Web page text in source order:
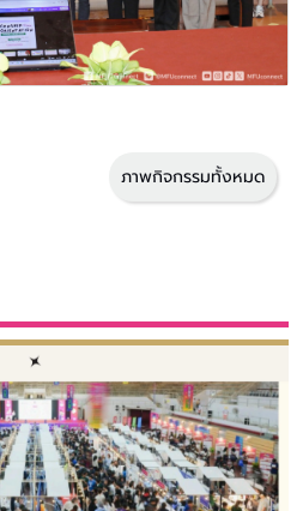
ภาพกิจกรรมทั้งหมด